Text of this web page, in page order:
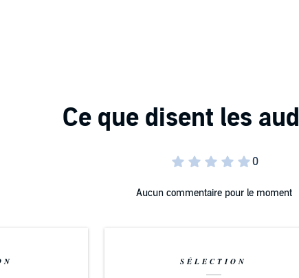
and action. He speaks of nature, the soul, self-reliance, and
Elements and Mottos is both a guide and a provocation.
courage. His wisdom is not meant to be passively read, but
(P)2025 Strelbytskyy Multimedia Publishing
Aucun commentaire pour le moment
SÉLECTION